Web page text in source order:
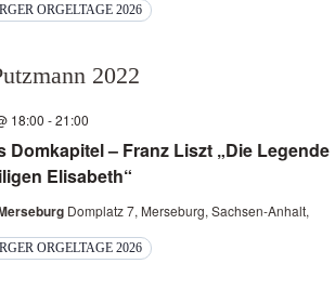
ORGELTAGE 2026
Domkapitel – Franz Liszt „Die Legende
Elisabeth“
18:00 -21:00
Domplatz 7, Merseburg, Sachsen-Anhalt,
ORGELTAGE 2026